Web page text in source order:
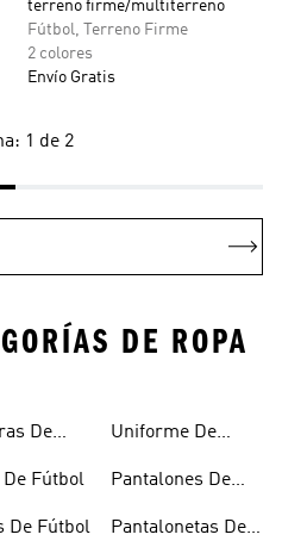
terreno firme/multiterreno
Fútbol, Terreno Firme
2 colores
Envío Gratis
1 de 2
DE ROPA
De
De Fútbol
De Fútbol
Uniforme De
Pantalones De
Pantalonetas De